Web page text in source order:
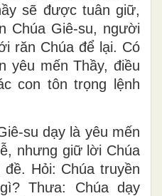
sẽ được tuân giữ,
Chúa Giê-su, người
răn Chúa để lại. Có
yêu mến Thầy, điều
con tôn trọng lệnh
su dạy là yêu mến
nhưng giữ lời Chúa
Hỏi: Chúa truyền
Thưa: Chúa dạy